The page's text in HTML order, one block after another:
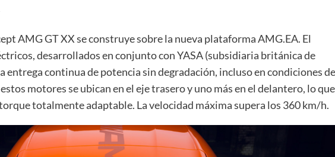
AMG GT XX se construye sobre la nueva plataforma AMG.EA. El
desarrollados en conjunto con YASA (subsidiaria británica de
entrega continua de potencia sin degradación, incluso en condiciones de
motores se ubican en el eje trasero y uno más en el delantero, lo que
totalmente adaptable. La velocidad máxima supera los 360 km/h.